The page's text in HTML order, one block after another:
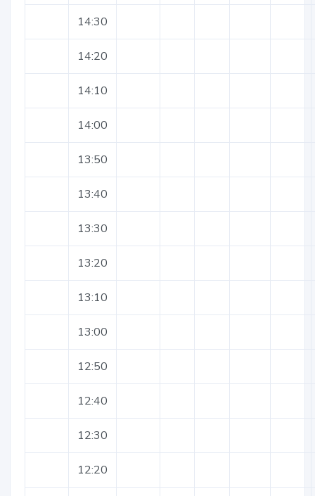
14:30
14:20
14:10
14:00
13:50
13:40
13:30
13:20
13:10
13:00
12:50
12:40
12:30
12:20